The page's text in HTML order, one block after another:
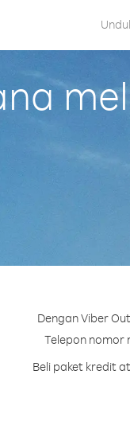
Dengan Viber
Telepon nomor
Beli paket kredit